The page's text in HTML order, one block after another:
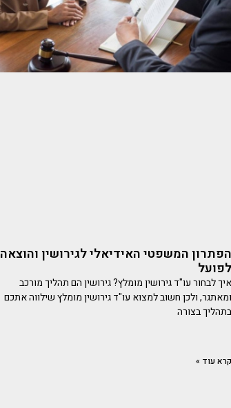
הפתרון המשפטי האידיאלי לגירושין והוצאה
לפועל
איך לבחור עו"ד גירושין מומלץ? גירושין הם תהליך מורכב
ומאתגר, ולכן חשוב למצוא עו"ד גירושין מומלץ שילווה אתכם
בתהליך בצורה
קרא עוד »